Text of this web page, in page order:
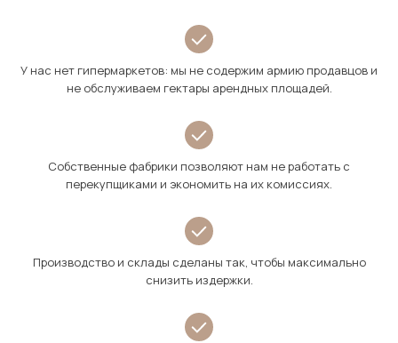
У нас нет гипермаркетов: мы не содержим армию продавцов и
не обслуживаем гектары арендных площадей.
Собственные фабрики позволяют нам не работать с
перекупщиками и экономить на их комиссиях.
Производство и склады сделаны так, чтобы максимально
снизить издержки.